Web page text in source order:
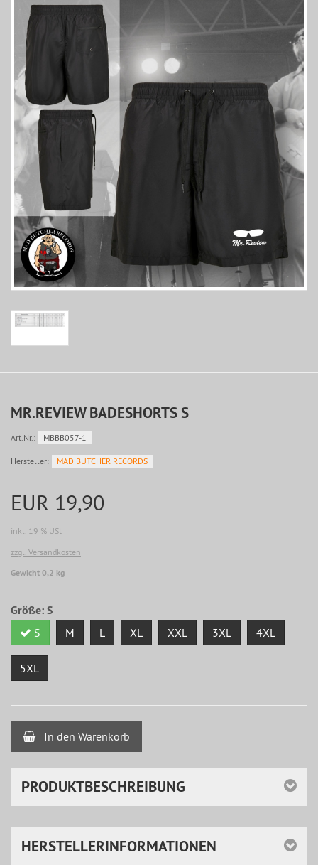
MR.REVIEW BADESHORTS S
Art.Nr.: MBBB057-1
Hersteller: MAD BUTCHER RECORDS
EUR 19,90
inkl. 19 % USt
zzgl. Versandkosten
Gewicht 0,2 kg
Größe:S
S M L XL XXL 3XL 4XL
5XL
In den Warenkorb
PRODUKTBESCHREIBUNG
HERSTELLERINFORMATIONEN